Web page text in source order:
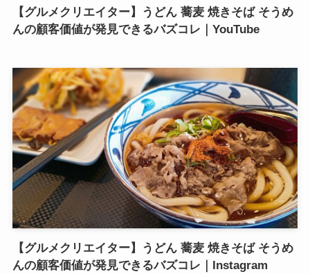
【グルメクリエイター】うどん 蕎麦 焼きそば そうめ
んの顧客価値が発見できるバズコレ｜YouTube
【グルメクリエイター】うどん 蕎麦 焼きそば そうめ
んの顧客価値が発見できるバズコレ｜Instagram